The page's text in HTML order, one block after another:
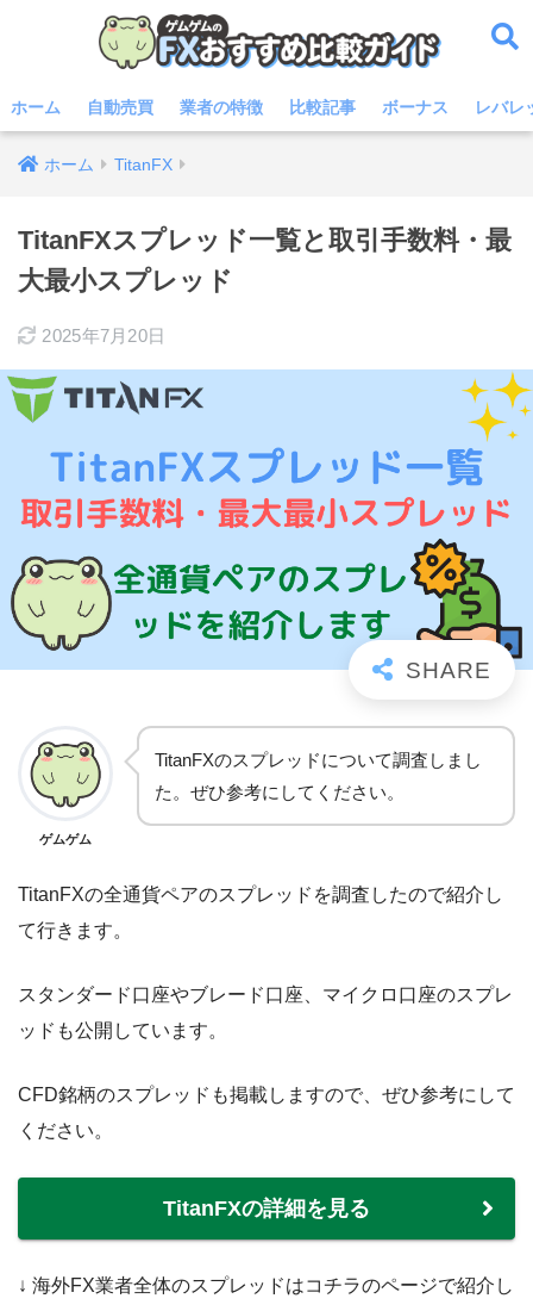
ホーム 自動売買 業者の特徴 比較記事 ボーナス レバレ
ホーム TitanFX
TitanFXスプレッド一覧と取引手数料・最
大最小スプレッド
2025年7月20日
ゲムゲム
TitanFXのスプレッドについて調査しまし
た。ぜひ参考にしてください。
TitanFXの全通貨ペアのスプレッドを調査したので紹介し
て行きます。
スタンダード口座やブレード口座、マイクロ口座のスプレ
ッドも公開しています。
CFD銘柄のスプレッドも掲載しますので、ぜひ参考にして
ください。
TitanFXの詳細を見る
↓ 海外FX業者全体のスプレッドはコチラのページで紹介し